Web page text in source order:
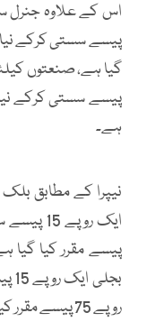
ہے۔
نیپرا کے مطابق
پیسے مقرر کیا
روپے 75 پیسے مقرر کیا گیا ہے۔